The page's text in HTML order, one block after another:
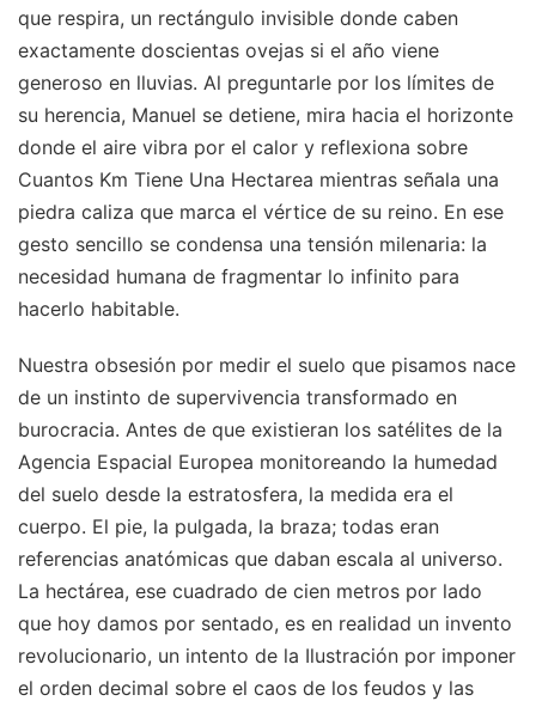
que respira, un rectángulo invisible donde caben
exactamente doscientas ovejas si el año viene
generoso en lluvias. Al preguntarle por los límites de
su herencia, Manuel se detiene, mira hacia el horizonte
donde el aire vibra por el calor y reflexiona sobre
Cuantos Km Tiene Una Hectarea mientras señala una
piedra caliza que marca el vértice de su reino. En ese
gesto sencillo se condensa una tensión milenaria: la
necesidad humana de fragmentar lo infinito para
hacerlo habitable.
Nuestra obsesión por medir el suelo que pisamos nace
de un instinto de supervivencia transformado en
burocracia. Antes de que existieran los satélites de la
Agencia Espacial Europea monitoreando la humedad
del suelo desde la estratosfera, la medida era el
cuerpo. El pie, la pulgada, la braza; todas eran
referencias anatómicas que daban escala al universo.
La hectárea, ese cuadrado de cien metros por lado
que hoy damos por sentado, es en realidad un invento
revolucionario, un intento de la Ilustración por imponer
el orden decimal sobre el caos de los feudos y las